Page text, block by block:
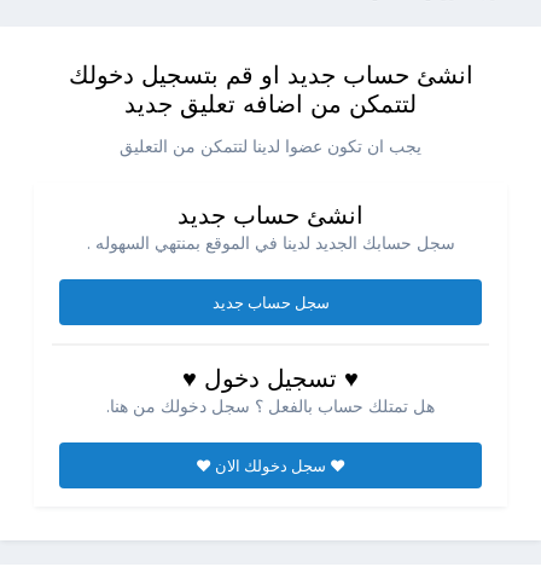
انشئ حساب جديد او قم بتسجيل دخولك
لتتمكن من اضافه تعليق جديد
يجب ان تكون عضوا لدينا لتتمكن من التعليق
انشئ حساب جديد
سجل حسابك الجديد لدينا في الموقع بمنتهي السهوله .
سجل حساب جديد
♥ تسجيل دخول ♥
هل تمتلك حساب بالفعل ؟ سجل دخولك من هنا.
♥ سجل دخولك الان ♥